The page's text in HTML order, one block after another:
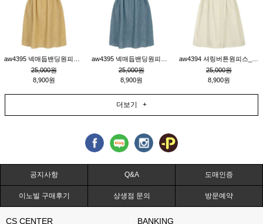
25,000원
8,900원
25,000원
8,900원
25,000원
8,900원
더보기 +
공지사항 Q&A 도매인증
이노빌 구매후기 상생점 문의 방문예약
CS CENTER BANKING